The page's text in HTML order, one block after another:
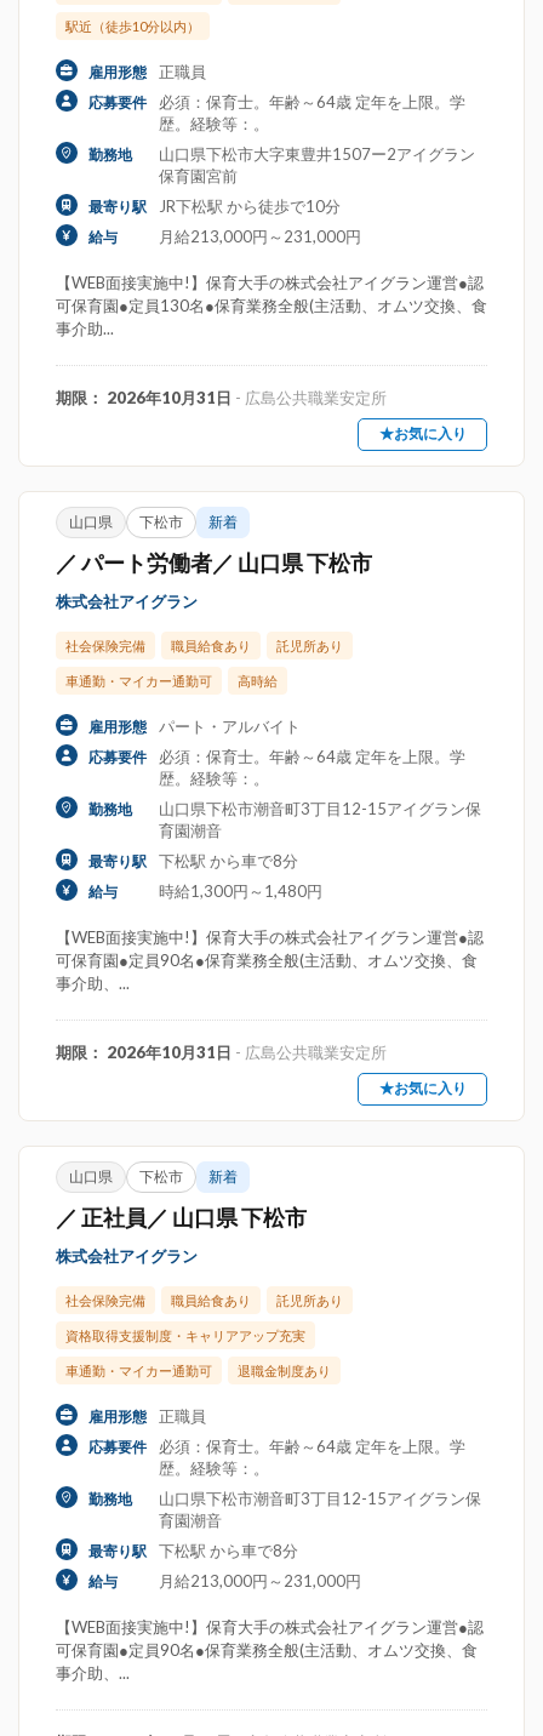
駅近（徒歩10分以内）
雇用形態 正職員
応募要件
必須：保育士。年齢～64歳 定年を上限。学
歴。経験等：。
勤務地
山口県下松市大字東豊井1507ー2アイグラン
保育園宮前
最寄り駅 JR下松駅 から徒歩で10分
給与 月給213,000円～231,000円
【WEB面接実施中!】保育大手の株式会社アイグラン運営●認
可保育園●定員130名●保育業務全般(主活動、オムツ交換、食
事介助...
期限： 2026年10月31日 - 広島公共職業安定所
★お気に入り
山口県 下松市 新着
／ パート労働者／ 山口県 下松市
株式会社アイグラン
社会保険完備 職員給食あり 託児所あり
車通勤・マイカー通勤可 高時給
雇用形態 パート・アルバイト
応募要件
必須：保育士。年齢～64歳 定年を上限。学
歴。経験等：。
勤務地
山口県下松市潮音町3丁目12-15アイグラン保
育園潮音
最寄り駅 下松駅 から車で8分
給与 時給1,300円～1,480円
【WEB面接実施中!】保育大手の株式会社アイグラン運営●認
可保育園●定員90名●保育業務全般(主活動、オムツ交換、食
事介助、...
期限： 2026年10月31日 - 広島公共職業安定所
★お気に入り
山口県 下松市 新着
／ 正社員／ 山口県 下松市
株式会社アイグラン
社会保険完備 職員給食あり 託児所あり
資格取得支援制度・キャリアアップ充実
車通勤・マイカー通勤可 退職金制度あり
雇用形態 正職員
応募要件
必須：保育士。年齢～64歳 定年を上限。学
歴。経験等：。
勤務地
山口県下松市潮音町3丁目12-15アイグラン保
育園潮音
最寄り駅 下松駅 から車で8分
給与 月給213,000円～231,000円
【WEB面接実施中!】保育大手の株式会社アイグラン運営●認
可保育園●定員90名●保育業務全般(主活動、オムツ交換、食
事介助、...